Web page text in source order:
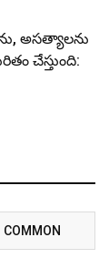
అసత్యాలను
చేస్తుంది:
COMMON